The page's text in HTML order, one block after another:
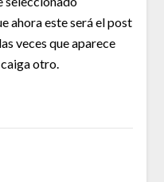
ahora este será el post
veces que aparece
caiga otro.